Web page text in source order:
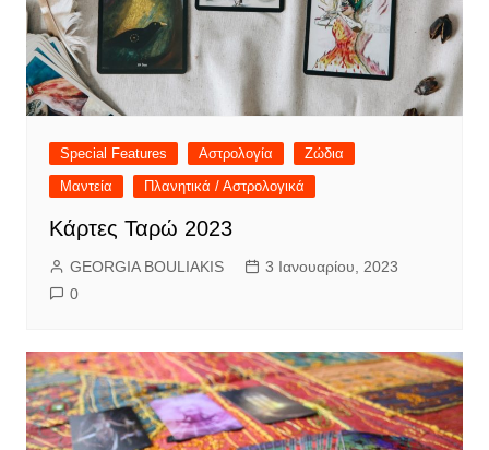
Special Features Αστρολογία
Ζώδια
Μαντεία
Πλανητικά / Αστρολογικά
Κάρτες Ταρώ 2023
GEORGIA BOULIAKIS
3 Ιανουαρίου, 2023
0